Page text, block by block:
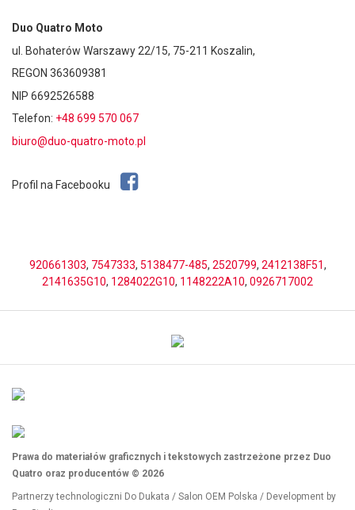
Duo Quatro Moto
ul. Bohaterów Warszawy 22/15, 75-211 Koszalin,
REGON 363609381
NIP 6692526588
Telefon: +48 699 570 067
biuro@duo-quatro-moto.pl
Profil na Facebooku
920661303, 7547333, 5138477-485, 2520799, 2412138F51,
2141635G10, 1284022G10, 1148222A10, 0926717002
Prawa do materiałów graficznych i tekstowych zastrzeżone przez Duo
Quatro oraz producentów © 2026
Partnerzy technologiczni Do Dukata / Salon OEM Polska / Development by